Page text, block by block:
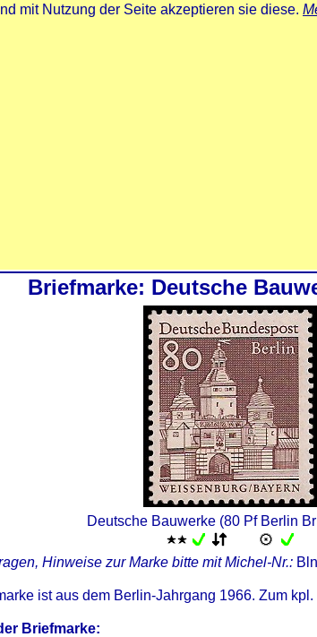
mit Nutzung der Seite akzeptieren sie diese.
Briefmarke: Deutsche
Deutsche Bauwerke (80 Pf Berlin
Hinweise zur Marke bitte mit Michel-Nr.:
ist aus dem Berlin-Jahrgang 1966. Zum
Briefmarke: